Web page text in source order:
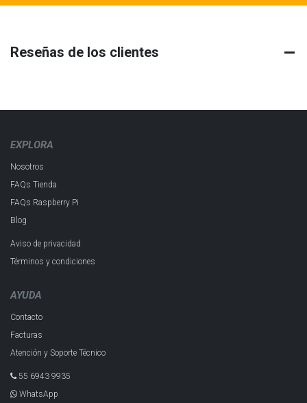
Reseñas de los clientes
EXPLORA
Nosotros
FAQs Tienda
FAQs Raspberry Pi
Blog
Aviso de privacidad
Términos y condiciones
AYUDA
Contacto
Facturas
Atención y Soporte Técnico
55 6943 993​5
WhatsApp